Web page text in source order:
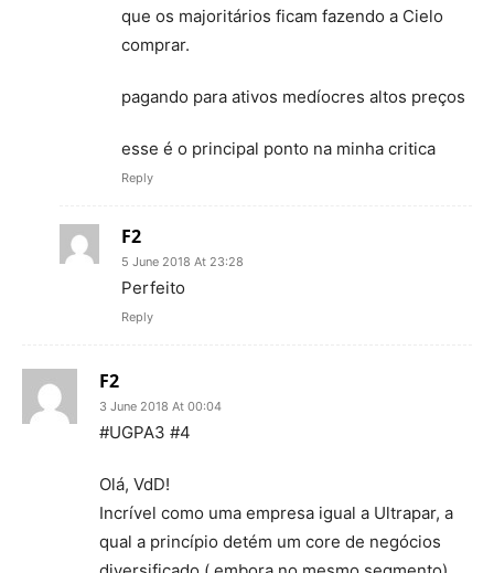
que os majoritários ficam fazendo a Cielo
comprar.
pagando para ativos medíocres altos preços
esse é o principal ponto na minha critica
Reply
F2
5 June 2018 At 23:28
Perfeito
Reply
F2
3 June 2018 At 00:04
#UGPA3 #4
Olá, VdD!
Incrível como uma empresa igual a Ultrapar, a
qual a princípio detém um core de negócios